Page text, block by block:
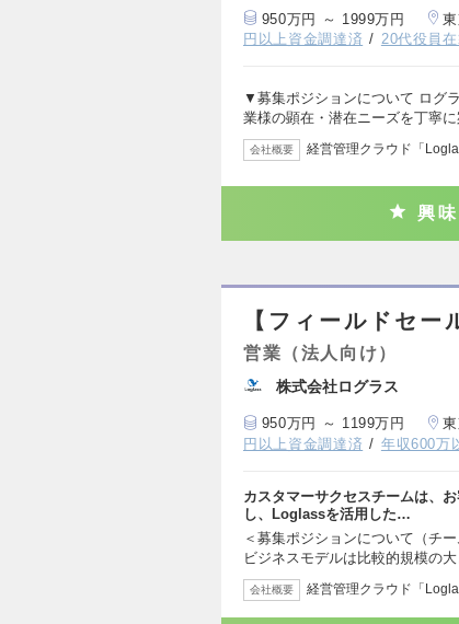
950万円 ～ 1999万円
円以上資金調達済
20代役員
▼募集ポジションについて ログ
業様の顕在・潜在ニーズを丁寧
会社概要 経営管理クラウド「
興
【フィールドセ
営業（法人向け）
株式会社ログラス
950万円 ～ 1199万円
円以上資金調達済
年収600万
カスタマーサクセスチームは、
し、Loglassを活用した…
＜募集ポジションについて（チ
ビジネスモデルは比較的規模の
会社概要 経営管理クラウド「